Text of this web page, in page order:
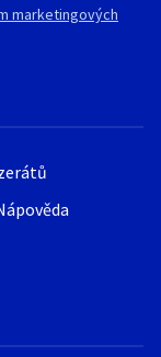
marketingových